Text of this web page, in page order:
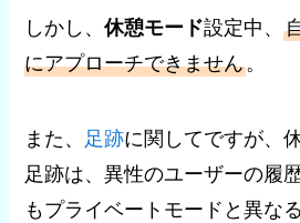
しかし、休憩モード設定中、
にアプローチできません。
また、 足跡に関してですが、
足跡は、異性のユーザーの履
もプライベートモードと異な